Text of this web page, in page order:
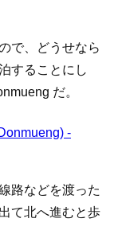
で、どうせなら
することにし
だ。
-
路などを渡った
て北へ進むと歩